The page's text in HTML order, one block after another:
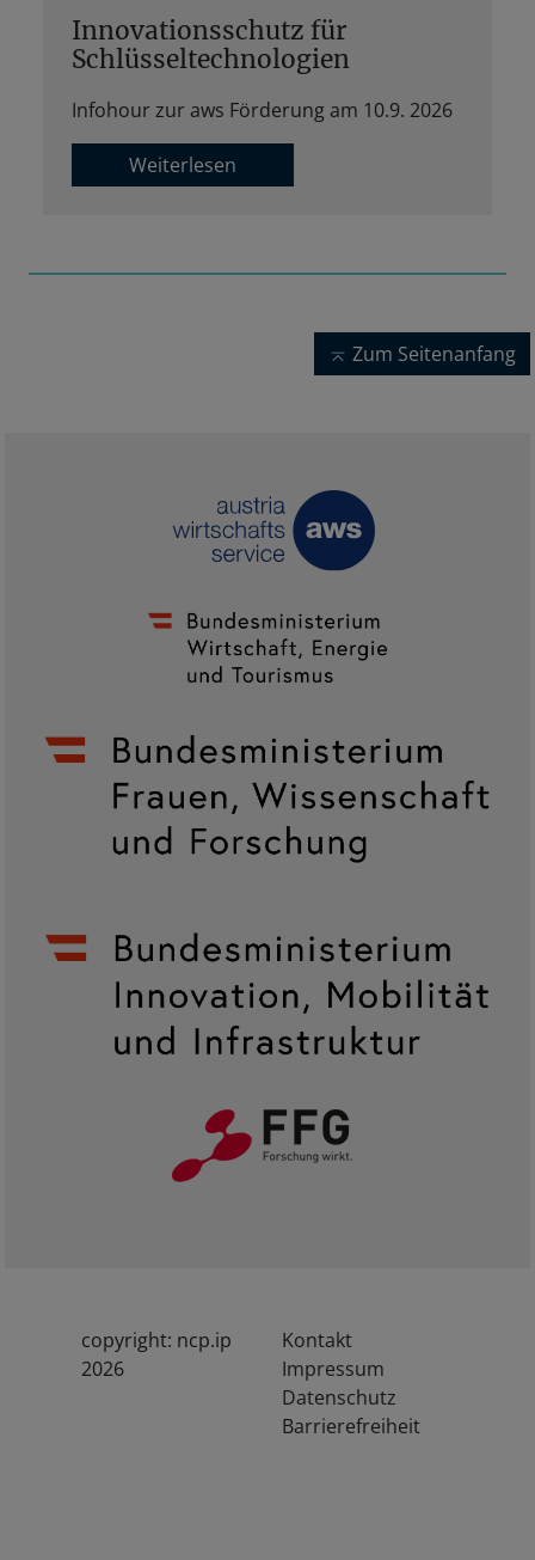
Innovationsschutz für
Schlüsseltechnologien
Infohour zur aws Förderung am 10.9. 2026
Weiterlesen
Zum Seitenanfang
copyright: ncp.ip
2026
Kontakt
Impressum
Datenschutz
Barrierefreiheit